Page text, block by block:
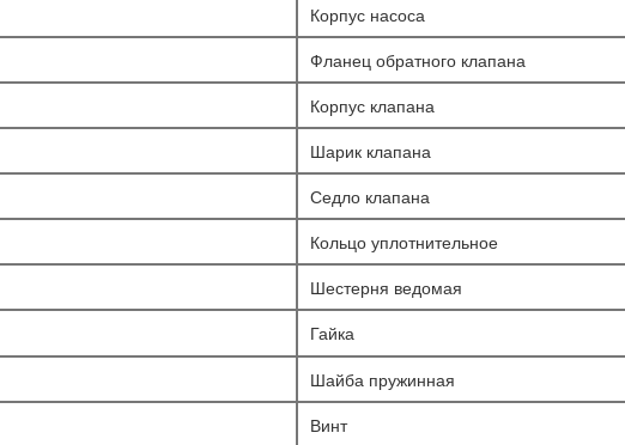
Корпус насоса
Фланец обратного клапана
Корпус клапана
Шарик клапана
Седло клапана
Кольцо уплотнительное
Шестерня ведомая
Гайка
Шайба пружинная
Винт